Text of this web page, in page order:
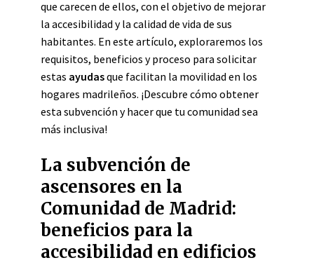
que carecen de ellos, con el objetivo de mejorar
la accesibilidad y la calidad de vida de sus
habitantes. En este artículo, exploraremos los
requisitos, beneficios y proceso para solicitar
estas ayudasque facilitan la movilidad en los
hogares madrileños. ¡Descubre cómo obtener
esta subvención y hacer que tu comunidad sea
más inclusiva!
La subvención de
ascensores en la
Comunidad de Madrid:
beneficios para la
accesibilidad en edificios